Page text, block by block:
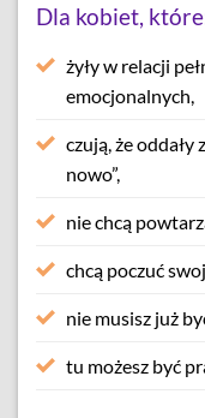
Dla kobiet,
żyły w relacji
emocjonalnych,
czują, że oddały
nowo”,
nie chcą
chcą poczuć
nie musisz już
tu możesz być